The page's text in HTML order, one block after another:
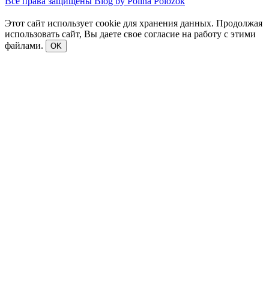
Этот сайт использует cookie для хранения данных. Продолжая
использовать сайт, Вы даете свое согласие на работу с этими
файлами.
OK